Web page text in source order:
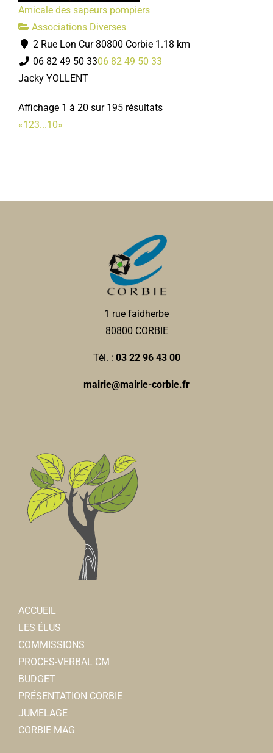
Amicale des sapeurs pompiers
Associations Diverses
2 Rue Lon Cur 80800 Corbie 1.18 km
06 82 49 50 3306 82 49 50 33
Jacky YOLLENT
Affichage 1 à 20 sur 195 résultats
«123...10»
1 rue faidherbe
80800 CORBIE
Tél. : 03 22 96 43 00
mairie@mairie-corbie.fr
ACCUEIL
LES ÉLUS
COMMISSIONS
PROCES-VERBAL CM
BUDGET
PRÉSENTATION CORBIE
JUMELAGE
CORBIE MAG